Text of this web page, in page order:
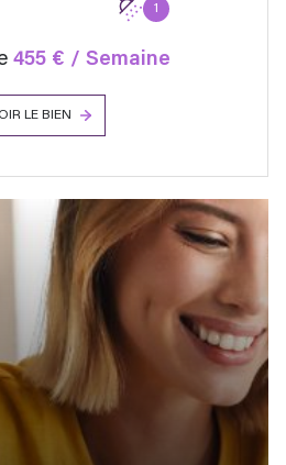
1
455 € / Semaine
LE BIEN